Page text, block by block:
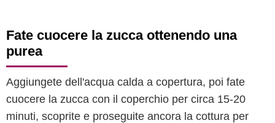
Fate cuocere la zucca ottenendo una
purea
Aggiungete dell'acqua calda a copertura, poi fate
cuocere la zucca con il coperchio per circa 15-20
minuti, scoprite e proseguite ancora la cottura per